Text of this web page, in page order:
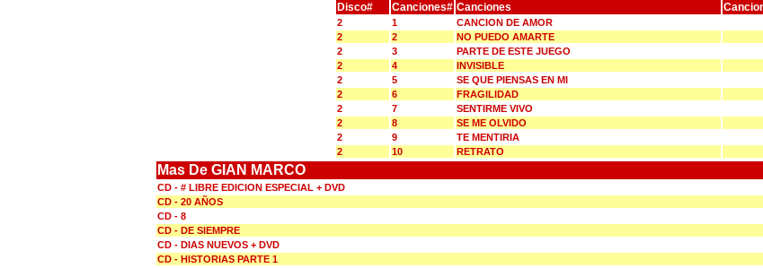
Disco# Canciones# Canciones
2 1
CANCION DE AMOR
2
2
NO PUEDO AMARTE
2
3
PARTE DE ESTE JUEGO
2
4
INVISIBLE
2
5
SE QUE PIENSAS EN MI
2
6
FRAGILIDAD
2
7
SENTIRME VIVO
2
8
SE ME OLVIDO
2
9
TE MENTIRIA
2
10 RETRATO
Mas De GIAN MARCO
CD - # LIBRE EDICION ESPECIAL + DVD
CD - 20 AÑOS
CD - 8
CD - DE SIEMPRE
CD - DIAS NUEVOS + DVD
CD - HISTORIAS PARTE 1